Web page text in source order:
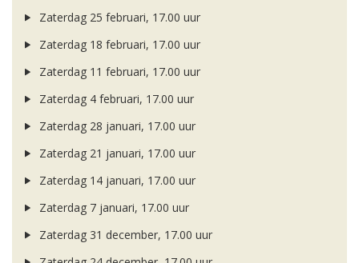
Zaterdag 25 februari, 17.00 uur
Zaterdag 18 februari, 17.00 uur
Zaterdag 11 februari, 17.00 uur
Zaterdag 4 februari, 17.00 uur
Zaterdag 28 januari, 17.00 uur
Zaterdag 21 januari, 17.00 uur
Zaterdag 14 januari, 17.00 uur
Zaterdag 7 januari, 17.00 uur
Zaterdag 31 december, 17.00 uur